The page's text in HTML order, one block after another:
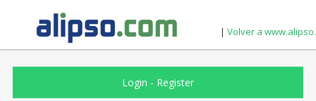
| Volver a
Login - Register